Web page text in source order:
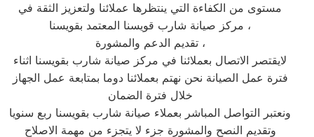
مستوى من الكفاءة التي ينتظرها عملائنا ولتعزيز الثقة في
مركز صيانة شارب قويسنا المعتمد بقويسنا ،
تقديم الدعم والمشورة ،
لايقتصر الاتصال بعملائنا في مركز صيانة شارب بقويسنا اثناء
فترة عمل الصيانة نحن نهتم بعملائنا دوما بمتابعة عمل الجهاز
خلال فترة الضمان
ونعتبر التواصل المباشر بعملاء صيانة شارب بقويسنا ربع سنويا
وتقديم النصح والمشورة جزء لا يتجزء من مهمة الاصلاح